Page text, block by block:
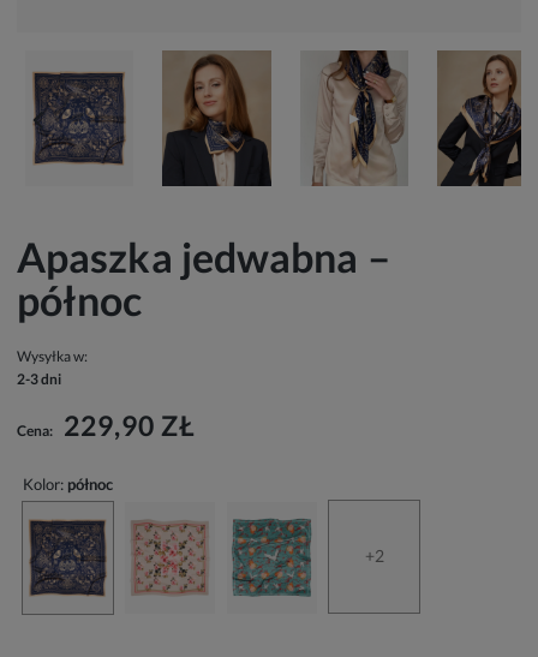
▶
Apaszka jedwabna –
północ
Wysyłka w:
2-3 dni
Cena: 229,90 ZŁ
Kolor: północ
+2